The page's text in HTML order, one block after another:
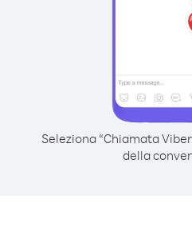
Seleziona “Chiamata
della